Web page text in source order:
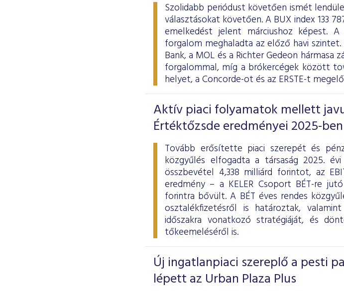
Szolidabb periódust követően ismét
választásokat követően. A BUX index 133
emelkedést jelent márciushoz képest.
forgalom meghaladta az előző havi
Bank, a MOL és a Richter Gedeon
forgalommal, míg a brókercégek között
helyet, a Concorde-ot és az ERSTE-t
Aktív piaci folyamatok mellett
Értéktőzsde eredményei 2025-ben
Tovább erősítette piaci szerepét és
közgyűlés elfogadta a társaság 2025.
összbevétel 4,338 milliárd forintot, az
eredmény – a KELER Csoport BÉT-re
forintra bővült. A BÉT éves rendes
osztalékfizetésről is határoztak,
időszakra vonatkozó stratégiáját, és
tőkeemeléséről is.
Új ingatlanpiaci szereplő a pesti
lépett az Urban Plaza Plus